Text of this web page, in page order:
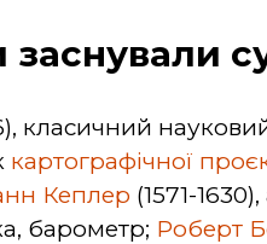
заснували
класичний
картографічної
Кеплер (1571-
барометр; Роберт